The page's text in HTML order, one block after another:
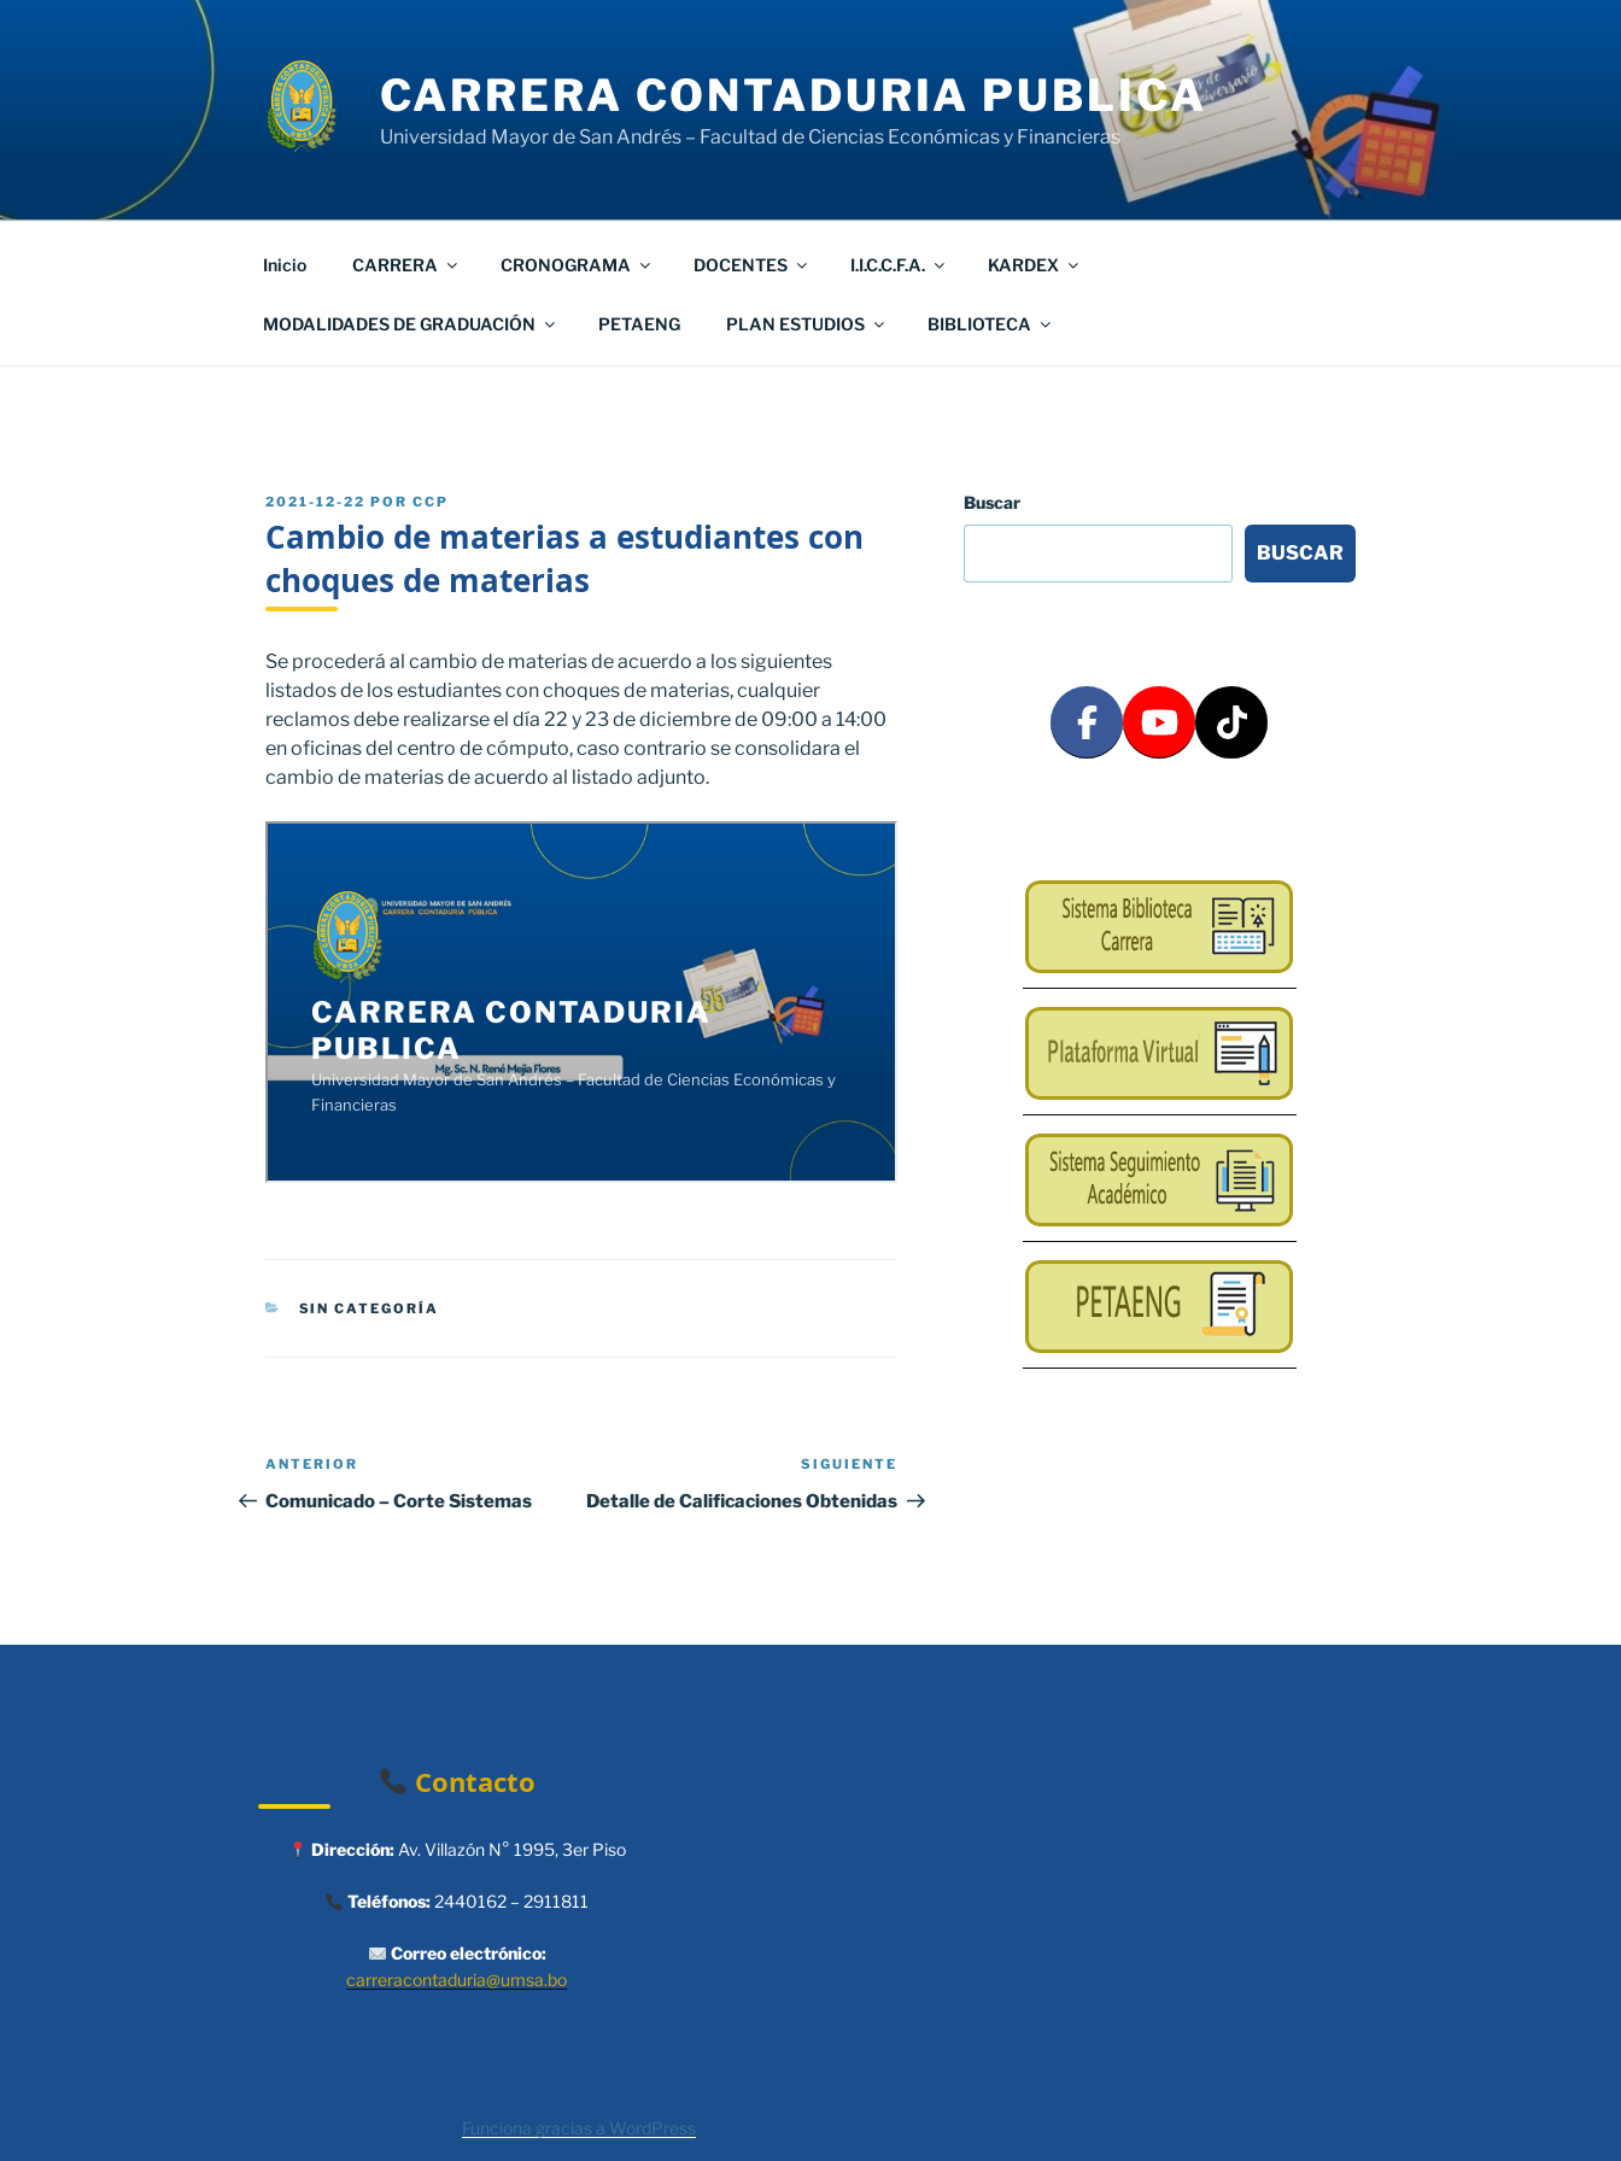
CARRERA CONTADURIA PUBLICA
Universidad Mayor de San Andrés – Facultad de Ciencias Económicas y Financieras
Inicio CARRERA CRONOGRAMA DOCENTES I.I.C.C.F.A. KARDEX
MODALIDADES DE GRADUACIÓN PETAENG PLAN ESTUDIOS BIBLIOTECA
PUBLICADO
2021-12-22 POR CCP
Cambio de materias a estudiantes con
choques de materias
Se procederá al cambio de materias de acuerdo a los siguientes
listados de los estudiantes con choques de materias, cualquier
reclamos debe realizarse el día 22 y 23 de diciembre de 09:00 a 14:00
en oficinas del centro de cómputo, caso contrario se consolidara el
cambio de materias de acuerdo al listado adjunto.
CATEGORÍAS
SIN CATEGORÍA
Navegación
de
Entrada
anterior:
ANTERIOR
Comunicado – Corte Sistemas
entrada
SIGUIENTE
Detalle de Calificaciones Obtenidas
Buscar
BUSCAR
Contacto
Dirección:Av. Villazón N° 1995, 3er Piso
Teléfonos:2440162 – 2911811
Correo electrónico:
carreracontaduria@umsa.bo
Funciona gracias a WordPress